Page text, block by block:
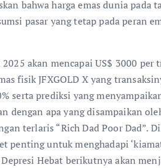
bahwa harga emas dunia pada
pasar yang tetap pada peran
akan mencapai US$ 3000 per
fisik JFXGOLD X yang
serta prediksi yang
dengan apa yang disampaikan
terlaris “Rich Dad Poor Dad”.
penting untuk menghadapi
Hebat berikutnya akan